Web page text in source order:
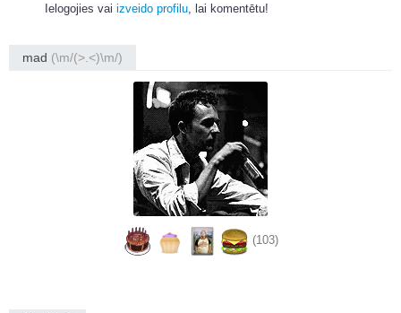
Ielogojies vai izveido profilu , lai komentētu!
mad (\m/(>.<)\m/)
(103)